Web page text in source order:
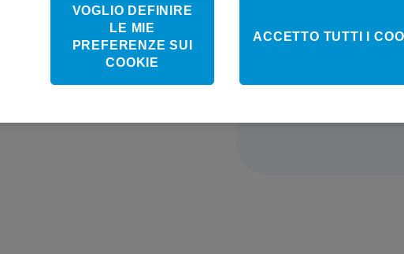
Non
VOGLIO DEFINIRE
LE MIE
PREFERENZE SUI
COOKIE
ACCETTO TUTTI I